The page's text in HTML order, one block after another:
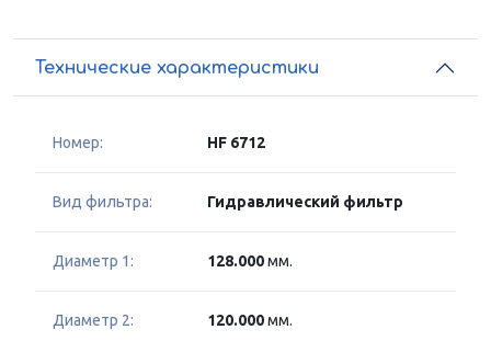
Технические характеристики
Номер: HF 6712
Вид фильтра: Гидравлический фильтр
Диаметр 1: 128.000мм.
Диаметр 2: 120.000мм.